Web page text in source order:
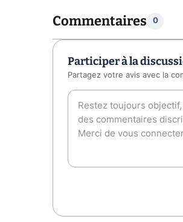
Commentaires 0
Participer à la
Partagez votre avis avec la